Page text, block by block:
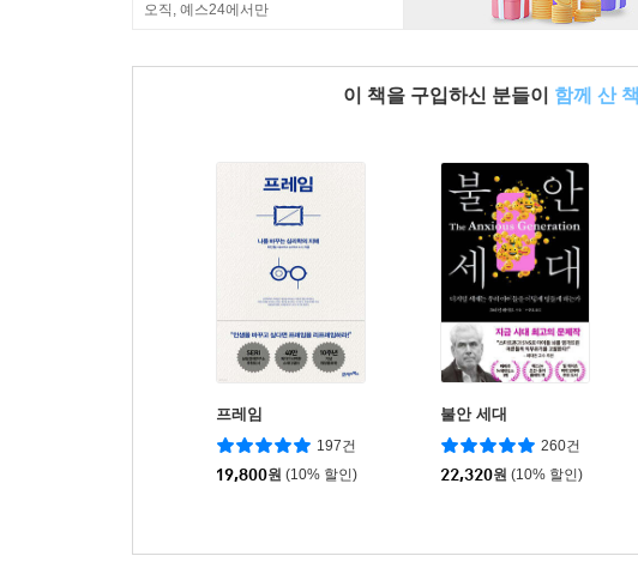
오직, 예스24에서만
이 책을 구입하신 분들이 함께 산 책
프레임
197건
19,800원 (10% 할인)
불안 세대
260건
22,320원 (10% 할인)